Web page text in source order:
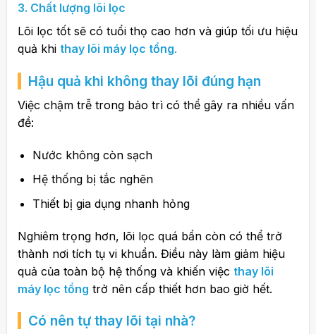
3. Chất lượng lõi lọc
Lõi lọc tốt sẽ có tuổi thọ cao hơn và giúp tối ưu hiệu
quả khi thay lõi máy lọc tổng.
Hậu quả khi không thay lõi đúng hạn
Việc chậm trễ trong bảo trì có thể gây ra nhiều vấn
đề:
Nước không còn sạch
Hệ thống bị tắc nghẽn
Thiết bị gia dụng nhanh hỏng
Nghiêm trọng hơn, lõi lọc quá bẩn còn có thể trở
thành nơi tích tụ vi khuẩn. Điều này làm giảm hiệu
quả của toàn bộ hệ thống và khiến việc thay lõi
máy lọc tổng trở nên cấp thiết hơn bao giờ hết.
Có nên tự thay lõi tại nhà?